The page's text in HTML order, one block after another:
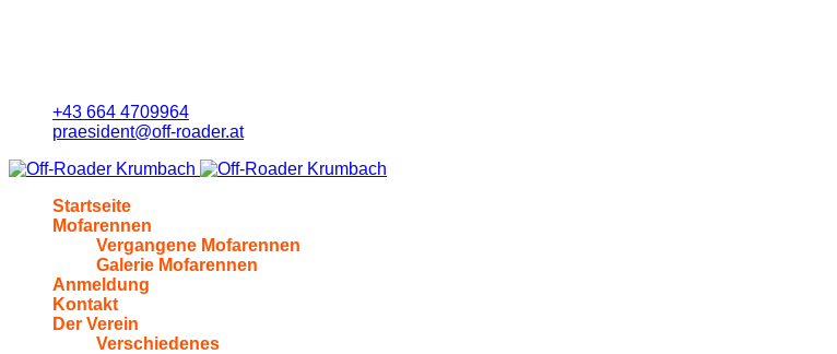
+43 664 4709964
praesident@off-roader.at
Startseite
Mofarennen
Vergangene Mofarennen
Galerie Mofarennen
Anmeldung
Kontakt
Der Verein
Verschiedenes